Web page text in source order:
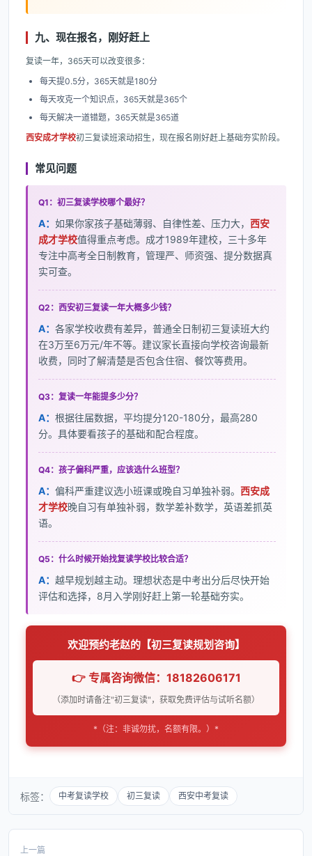
九、现在报名，刚好赶上
复读一年，365天可以改变很多：
每天提0.5分，365天就是180分
每天攻克一个知识点，365天就是365个
每天解决一道错题，365天就是365道
西安成才学校初三复读班滚动招生，现在报名刚好赶上基础夯实阶段。
常见问题
Q1：初三复读学校哪个最好？
A： 如果你家孩子基础薄弱、自律性差、压力大， 西安
成才学校值得重点考虑。成才1989年建校，三十多年
专注中高考全日制教育，管理严、师资强、提分数据真
实可查。
Q2：西安初三复读一年大概多少钱？
A： 各家学校收费有差异，普通全日制初三复读班大约
在3万至6万元/年不等。建议家长直接向学校咨询最新
收费，同时了解清楚是否包含住宿、餐饮等费用。
Q3：复读一年能提多少分？
A： 根据往届数据，平均提分120-180分，最高280
分。具体要看孩子的基础和配合程度。
Q4：孩子偏科严重，应该选什么班型？
A： 偏科严重建议选小班课或晚自习单独补弱。 西安成
才学校晚自习有单独补弱，数学差补数学，英语差抓英
语。
Q5：什么时候开始找复读学校比较合适？
A： 越早规划越主动。理想状态是中考出分后尽快开始
评估和选择，8月入学刚好赶上第一轮基础夯实。
欢迎预约老赵的【初三复读规划咨询】
👉 专属咨询微信：18182606171
（添加时请备注"初三复读"，获取免费评估与试听名额）
*（注：非诚勿扰，名额有限。）*
标签： 中考复读学校 初三复读 西安中考复读
上一篇